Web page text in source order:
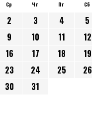
Ср Чт Пт Сб
2 3 4 5
9 10 11 12
16 17 18 19
23 24 25 26
30
31